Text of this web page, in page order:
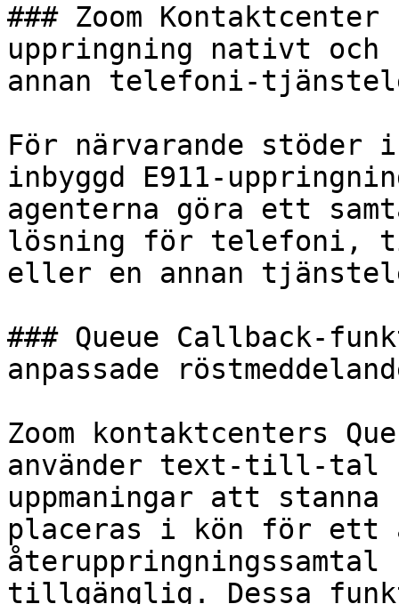
### Zoom
uppringning nativt och
annan telefoni-
För närvarande stöder
inbyggd E911-
agenterna göra ett
lösning för telefoni, till
eller en annan
### Queue Callback-
anpassade
Zoom kontaktcenters
använder text-till-tal
uppmaningar att
placeras i kön för ett
tillgänglig. Dessa